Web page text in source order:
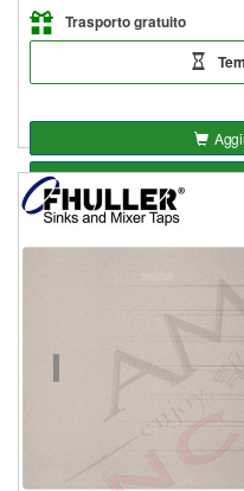
Trasporto gratuito
Seleziona opzioni